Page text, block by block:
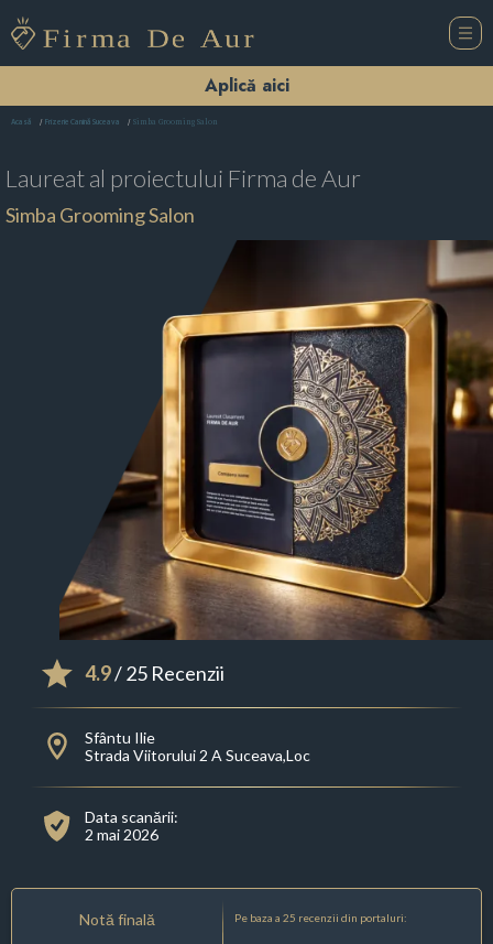
Aplică aici
Acasă Frizerie Canină Suceava Simba Grooming Salon
Laureat al proiectului Firma de Aur
Simba Grooming Salon
4.9/ 25 Recenzii
Sfântu Ilie
Strada Viitorului 2 A Suceava,Loc
Data scanării:
2 mai 2026
Notă finală Pe baza a 25 recenzii din portaluri: